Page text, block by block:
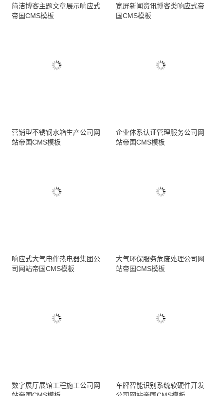
简洁博客主题文章展示响应式
帝国CMS模板
宽屏新闻资讯博客类响应式帝
国CMS模板
营销型不锈钢水箱生产公司网
站帝国CMS模板
企业体系认证管理服务公司网
站帝国CMS模板
响应式大气电伴热电器集团公
司网站帝国CMS模板
大气环保服务危废处理公司网
站帝国CMS模板
数字展厅展馆工程施工公司网
车牌智能识别系统软硬件开发